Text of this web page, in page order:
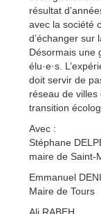
résultat
avec la société
d’échanger sur
Désormais une
élu·e·s.
doit servir de
réseau de
transition
Avec :
Stéphane
maire de Saint-
Emmanuel
Maire de Tours
Ali RABEH,